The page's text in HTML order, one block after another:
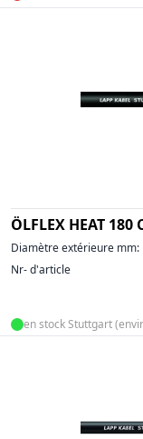
ÖLFLEX HEAT 180
Diamètre extérieure mm:
Nr- d'article
en stock Stuttgart